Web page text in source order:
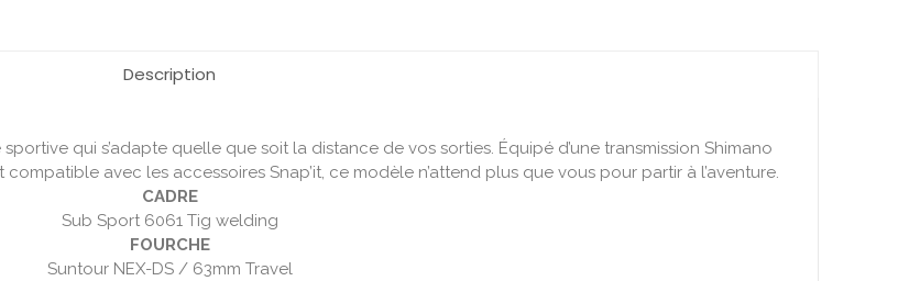
Description
qui s’adapte quelle que soit la distance de vos sorties. Équipé d’une transmission Shimano
avec les accessoires Snap’it, ce modèle n’attend plus que vous pour partir à l’aventure.
CADRE
Sub Sport 6061 Tig welding
FOURCHE
Suntour NEX-DS / 63mm Travel